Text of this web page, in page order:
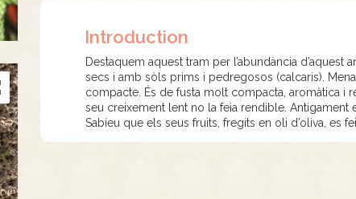
Introduction
Destaquem aquest tram per l’abundància
secs i amb sòls prims i pedregosos (calcaris).
compacte. És de fusta molt compacta, aromàtica i
seu creixement lent no la feia rendible.
Sabíeu que els seus fruits, fregits en oli d’oliva, es